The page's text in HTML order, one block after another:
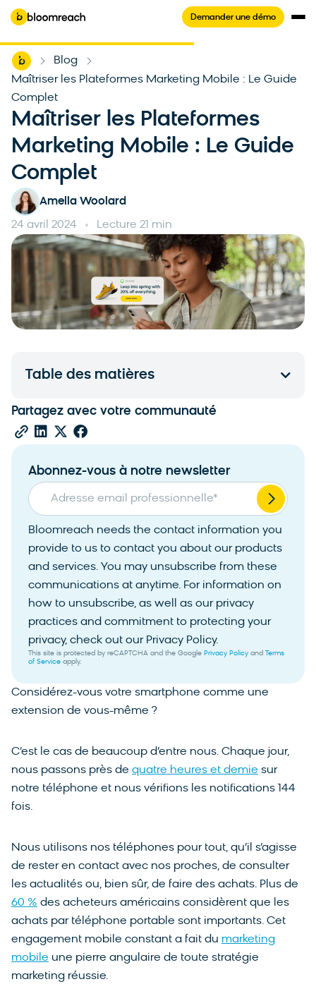
Demander une démo
Home Blog
Maîtriser les Plateformes Marketing Mobile : Le Guide
Complet
Maîtriser les Plateformes
Marketing Mobile : Le Guide
Complet
Amelia Woolard
24 avril 2024 Lecture 21 min
Considérez-vous votre smartphone comme une
extension de vous-même ?
C’est le cas de beaucoup d’entre nous. Chaque jour,
nous passons près de quatre heures et demie sur
notre téléphone et nous vérifions les notifications 144
fois.
Nous utilisons nos téléphones pour tout, qu’il s’agisse
de rester en contact avec nos proches, de consulter
les actualités ou, bien sûr, de faire des achats. Plus de
60 % des acheteurs américains considèrent que les
achats par téléphone portable sont importants. Cet
engagement mobile constant a fait du marketing
mobile une pierre angulaire de toute stratégie
marketing réussie.
Table des matières
Partagez avec votre communauté
Abonnez-vous à notre newsletter
Adresse email professionnelle*
Bloomreach needs the contact information you
provide to us to contact you about our products
and services. You may unsubscribe from these
communications at anytime. For information on
how to unsubscribe, as well as our privacy
practices and commitment to protecting your
privacy, check out our Privacy Policy.
This site is protected by reCAPTCHA and the Google Privacy Policy and Terms
of Service apply.